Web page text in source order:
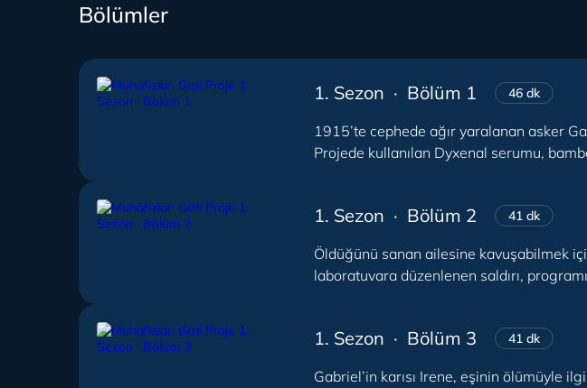
Bölümler
1. Sezon · Bölüm 1 46 dk
1915’te cephede ağır yaralanan asker
Projede kullanılan Dyxenal serumu,
1. Sezon · Bölüm 2 41 dk
Öldüğünü sanan ailesine kavuşabilmek
laboratuvara düzenlenen saldırı,
1. Sezon · Bölüm 3 41 dk
Gabriel’in karısı Irene, eşinin ölümüyle